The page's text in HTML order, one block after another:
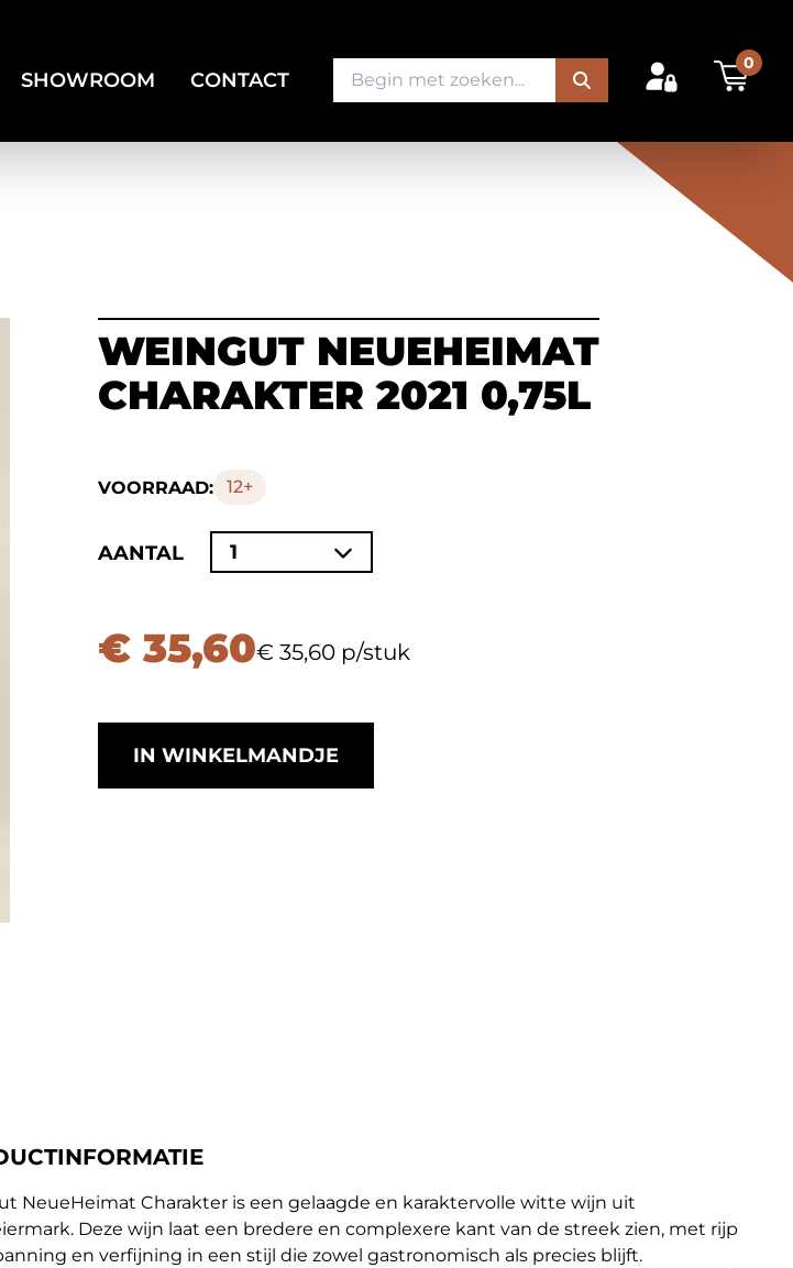
SHOWROOM CONTACT
0
WEINGUT NEUEHEIMAT
CHARAKTER 2021 0,75L
VOORRAAD: 12+
AANTAL 1
€ 35,60€ 35,60 p/stuk
IN WINKELMANDJE
NeueHeimat Charakter is een gelaagde en karaktervolle witte wijn uit
Deze wijn laat een bredere en complexere kant van de streek zien, met rijp
en verfijning in een stijl die zowel gastronomisch als precies blijft.